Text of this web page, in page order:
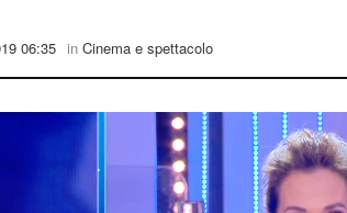
06:35 in Cinema e spettacolo